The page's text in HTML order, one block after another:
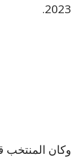
2023.
وكان المنتخب